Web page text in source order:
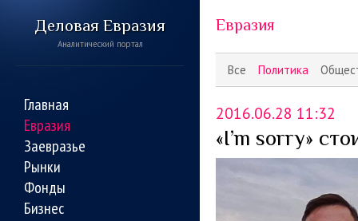
Деловая Евразия
Аналитический портал
Главная
Евразия
Заевразье
Рынки
Фонды
Бизнес
Все Политика
Евразия
2016.06.28 11:32
«I’m sorry»